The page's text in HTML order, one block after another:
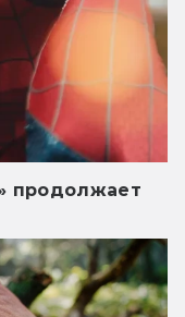
продолжает